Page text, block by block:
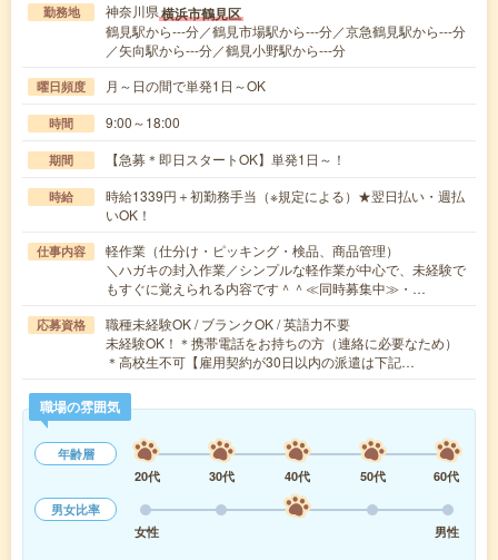
勤務地 神奈川県横浜市鶴見区
鶴見駅から---分／鶴見市場駅から---分／京急鶴見駅から---分
／矢向駅から---分／鶴見小野駅から---分
曜日頻度 月～日の間で単発1日～OK
時間 9:00～18:00
期間 【急募＊即日スタートOK】単発1日～！
時給
時給1339円＋初勤務手当（※規定による）★翌日払い・週払
いOK！
仕事内容
軽作業（仕分け・ピッキング・検品、商品管理）
＼ハガキの封入作業／シンプルな軽作業が中心で、未経験で
もすぐに覚えられる内容です＾＾≪同時募集中≫・…
応募資格
職種未経験OK / ブランクOK / 英語力不要
未経験OK！＊携帯電話をお持ちの方（連絡に必要なため）
＊高校生不可【雇用契約が30日以内の派遣は下記…
職場の雰囲気
年齢層
20代
30代 40代 50代
60代
男女比率
女性
男性